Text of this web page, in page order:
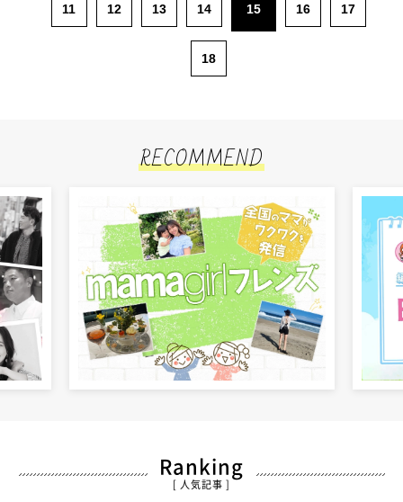
11 12 13 14 15 16 17
18
RECOMMEND
Ranking
[ 人気記事 ]